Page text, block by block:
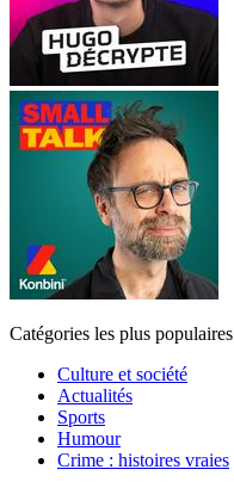
Catégories les plus populaires
Culture et société
Actualités
Sports
Humour
Crime : histoires vraies